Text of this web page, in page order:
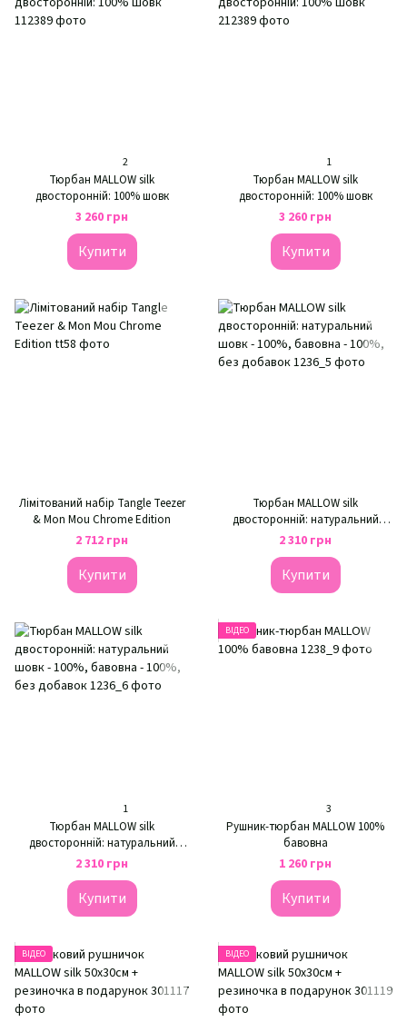
2
Тюрбан MALLOW silk
двосторонній: 100% шовк
3 260 грн
Купити
1
Тюрбан MALLOW silk
двосторонній: 100% шовк
3 260 грн
Купити
Лімітований набір Tangle Teezer
& Mon Mou Chrome Edition
2 712 грн
Купити
Тюрбан MALLOW silk
двосторонній: натуральний
шовк - 100%, бавовна - 100%, без
добавок
2 310 грн
Купити
1
Тюрбан MALLOW silk
двосторонній: натуральний
шовк - 100%, бавовна - 100%, без
добавок
2 310 грн
Купити
ВІДЕО
3
Рушник-тюрбан MALLOW 100%
бавовна
1 260 грн
Купити
ВІДЕО ВІДЕО